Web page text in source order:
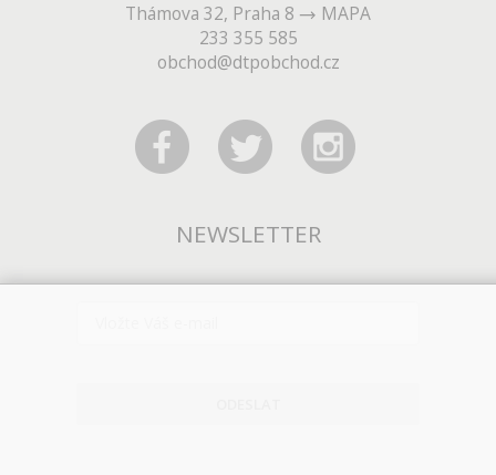
Thámova 32, Praha 8
MAPA
233 355 585
obchod@dtpobchod.cz
NEWSLETTER